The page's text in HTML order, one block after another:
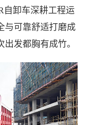
自卸车深耕工程运
与可靠舒适打磨成
发都胸有成竹。